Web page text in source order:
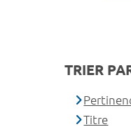
TRIER
Titre